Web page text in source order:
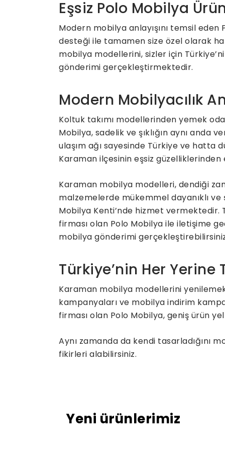
Eşsiz Polo Mobilya
Modern mobilya anlayışını temsil
desteği ile tamamen size özel olarak
mobilya modellerini, sizler için
gönderimi gerçekleştirmektedir.
Modern Mobilyacılık
Koltuk takımı modellerinden yemek
Mobilya, sadelik ve şıklığın aynı
ulaşım ağı sayesinde Türkiye ve hatta
Karaman ilçesinin eşsiz
Karaman mobilya modelleri, dendiği
malzemelerde mükemmel dayanıklı
Mobilya Kenti’nde hizmet vermektedir.
firması olan Polo Mobilya ile iletişime
mobilya gönderimi
Türkiye’nin Her Yerine
Karaman mobilya modellerini
kampanyaları ve mobilya indirim
firması olan Polo Mobilya, geniş ürün
Aynı zamanda da kendi tasarladığını
fikirleri alabilirsiniz.
Yeni ürünlerimiz